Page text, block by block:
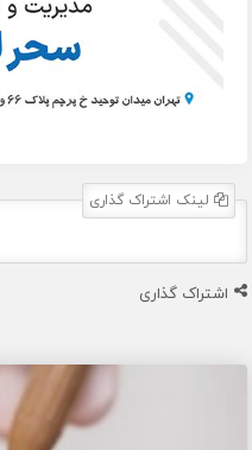
لینک اشتراک گذاری
اشتراک گذاری